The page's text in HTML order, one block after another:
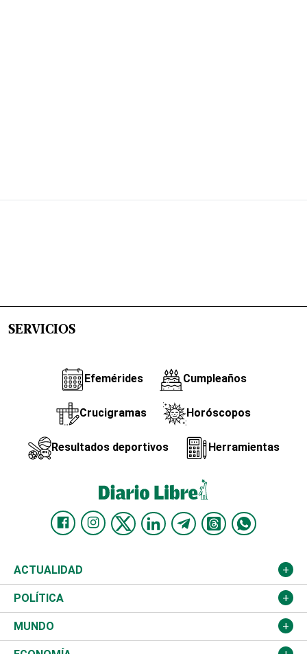
SERVICIOS
Efemérides Cumpleaños
Crucigramas Horóscopos
Resultados deportivos Herramientas
ACTUALIDAD
Nacional
Ciudad
POLÍTICA
Partidos
MUNDO